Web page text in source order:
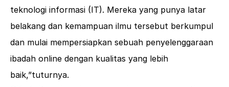
teknologi informasi (IT). Mereka yang punya latar
belakang dan kemampuan ilmu tersebut berkumpul
dan mulai mempersiapkan sebuah penyelenggaraan
ibadah online dengan kualitas yang lebih
baik,”tuturnya.